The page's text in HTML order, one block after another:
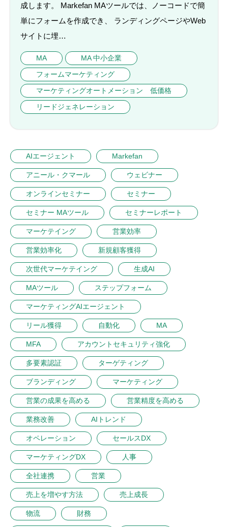
成します。 Markefan MAツールでは、ノーコードで簡
単にフォームを作成でき、 ランディングページやWeb
サイトに埋…
MA
MA 中小企業
フォームマーケティング
マーケティングオートメーション 低価格
リードジェネレーション
AIエージェント Markefan
アニール・クマール ウェビナー
オンラインセミナー セミナー
セミナー MAツール セミナーレポート
マーケテイング 営業効率
営業効率化 新規顧客獲得
次世代マーケテイング 生成AI
MAツール ステップフォーム
マーケティングAIエージェント
リール獲得 自動化 MA
MFA アカウントセキュリティ強化
多要素認証 ターゲティング
ブランディング マーケティング
営業の成果を高める 営業精度を高める
業務改善 AIトレンド
オペレーション セールスDX
マーケティングDX 人事
全社連携 営業
売上を増やす方法 売上成長
物流 財務